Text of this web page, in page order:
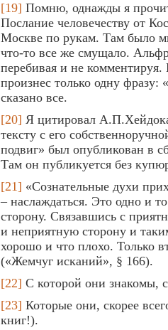
[19] Помню, однажды я
Послание человечеству от
Москве по рукам. Там было
что-то все же смущало.
перебивая и не
произнес только одну
сказано все.
[20] Я цитировал
тексту с его
подвиг» был опубликован в
Там он публикуется без
[21] «Сознательные духи
– наслаждаться. Это одно и
сторону. Связавшись с
и неприятную сторону и
хорошо и что плохо. Только
(«Жемчуг исканий», § 166).
[22] С которой они знакомы,
[23] Которые они, скорее
книг!).